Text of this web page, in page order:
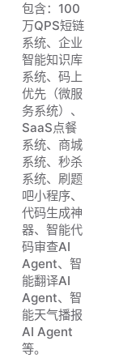
包含：100
万QPS短链
系统、企业
智能知识库
系统、码上
优先（微服
务系统）、
SaaS点餐
系统、商城
系统、秒杀
系统、刷题
吧小程序、
代码生成神
器、智能代
码审查AI
Agent、智
能翻译AI
Agent、智
能天气播报
AI Agent
等。